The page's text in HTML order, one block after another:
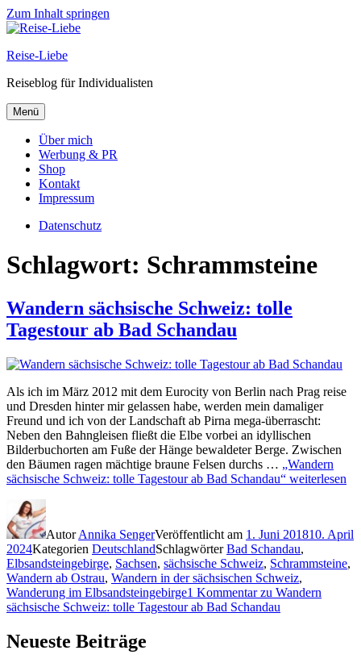
Zum Inhalt springen
Reise-Liebe
Reiseblog für Individualisten
Menü
Über mich
Werbung & PR
Shop
Kontakt
Impressum
Datenschutz
Schlagwort: Schrammsteine
Wandern sächsische Schweiz: tolle
Tagestour ab Bad Schandau
Als ich im März 2012 mit dem Eurocity von Berlin nach Prag reise
und Dresden hinter mir gelassen habe, werden mein damaliger
Freund und ich von der Landschaft ab Pirna mega-überrascht:
Neben den Bahngleisen fließt die Elbe vorbei an idyllischen
Bilderbuchorten am Fuße der Hänge bewaldeter Berge. Zwischen
den Bäumen ragen mächtige braune Felsen durchs … „Wandern
sächsische Schweiz: tolle Tagestour ab Bad Schandau“ weiterlesen
AutorAnnika SengerVeröffentlicht am 1. Juni 201810. April
2024Kategorien DeutschlandSchlagwörterBad Schandau,
Elbsandsteingebirge, Sachsen, sächsische Schweiz, Schrammsteine,
Wandern ab Ostrau, Wandern in der sächsischen Schweiz,
Wanderung im Elbsandsteingebirge1 Kommentarzu Wandern
sächsische Schweiz: tolle Tagestour ab Bad Schandau
Neueste Beiträge